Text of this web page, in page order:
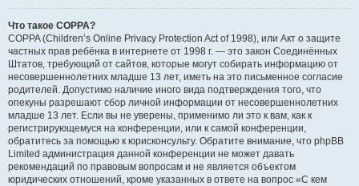
Что такое COPPA?
COPPA (Children’s Online Privacy Protection Act of 1998), или Акт о защите
частных прав ребёнка в интернете от 1998 г. — это закон Соединённых
Штатов, требующий от сайтов, которые могут собирать информацию от
несовершеннолетних младше 13 лет, иметь на это письменное согласие
родителей. Допустимо наличие иного вида подтверждения того, что
опекуны разрешают сбор личной информации от несовершеннолетних
младше 13 лет. Если вы не уверены, применимо ли это к вам, как к
регистрирующемуся на конференции, или к самой конференции,
обратитесь за помощью к юрисконсульту. Обратите внимание, что phpBB
Limited администрация данной конференции не может давать
рекомендаций по правовым вопросам и не является объектом
юридических отношений, кроме указанных в ответе на вопрос «С кем